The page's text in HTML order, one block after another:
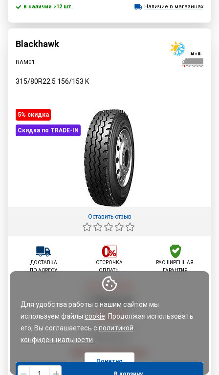
Для удобства работы с нашим сайтом мы
используем файлы cookie . Продолжая использовать
его, Вы соглашаетесь с политикой
конфиденциальности.
Понятно
в наличии >12 шт. Наличие в магазинах
Blackhawk
BAM01
315/80R22.5 156/153 K
5% cкидка
Скидка по TRADE-IN
Оставить отзыв
ДОСТАВКА
ПО АДРЕСУ
ОТСРОЧКА
ОПЛАТЫ
РАСШИРЕННАЯ
ГАРАНТИЯ
Цена со скидкой:
руб.
1 252,58руб.
По картам рассрочки:
1 252,58
Узнайте свою скидку